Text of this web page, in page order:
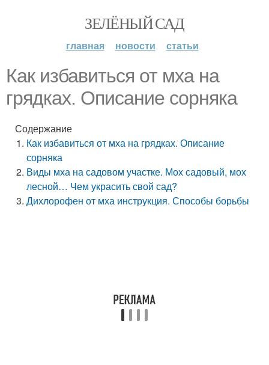
ЗЕЛЁНЫЙ САД
главная новости статьи
Как избавиться от мха на
грядках. Описание сорняка
Содержание
Как избавиться от мха на грядках. Описание
сорняка
Виды мха на садовом участке. Мох садовый, мох
лесной… Чем украсить свой сад?
Дихлорофен от мха инструкция. Способы борьбы